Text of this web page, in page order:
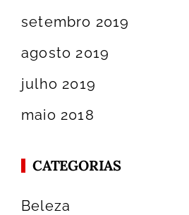
setembro 2019
agosto 2019
julho 2019
maio 2018
CATEGORIAS
Beleza